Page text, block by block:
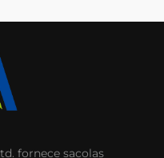
fornece sacolas